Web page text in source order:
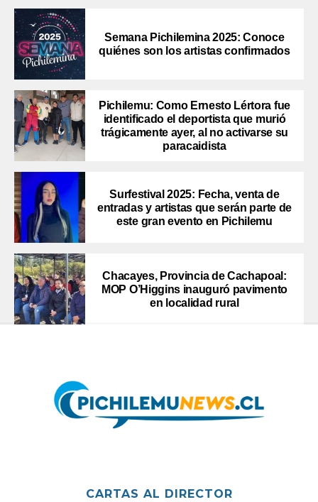
Semana Pichilemina 2025: Conoce
quiénes son los artistas confirmados
Pichilemu: Como Ernesto Lértora fue
identificado el deportista que murió
trágicamente ayer, al no activarse su
paracaidista
Surfestival 2025: Fecha, venta de
entradas y artistas que serán parte de
este gran evento en Pichilemu
Chacayes, Provincia de Cachapoal:
MOP O’Higgins inauguró pavimento
en localidad rural
CARTAS AL DIRECTOR